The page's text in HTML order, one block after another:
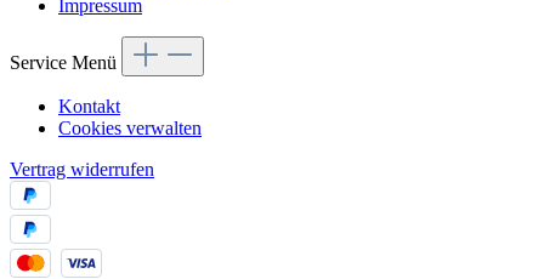
Impressum
Service Menü
Kontakt
Cookies verwalten
Vertrag widerrufen